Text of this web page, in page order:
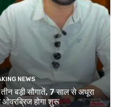
NEWS
तीन बड़ी सौगातें, 7 साल से अधूरा
ओवरब्रिज होगा शुरू